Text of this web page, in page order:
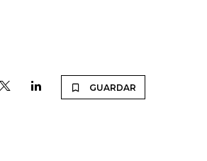
GUARDAR